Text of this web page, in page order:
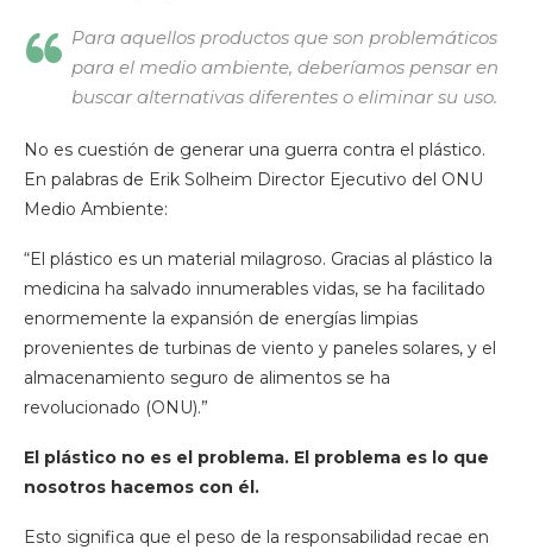
Para aquellos productos que son problemáticos
para el medio ambiente, deberíamos pensar en
buscar alternativas diferentes o eliminar su uso.
No es cuestión de generar una guerra contra el plástico.
En palabras de Erik Solheim Director Ejecutivo del ONU
Medio Ambiente:
“El plástico es un material milagroso. Gracias al plástico la
medicina ha salvado innumerables vidas, se ha facilitado
enormemente la expansión de energías limpias
provenientes de turbinas de viento y paneles solares, y el
almacenamiento seguro de alimentos se ha
revolucionado (ONU).”
El plástico no es el problema. El problema es lo que
nosotros hacemos con él.
Esto significa que el peso de la responsabilidad recae en